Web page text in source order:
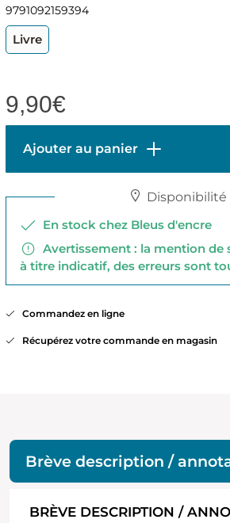
9791092159394
Livre
9,90€
Ajouter au panier
Disponibilité
En stock chez Bleus d'encre
Avertissement : la mention de
à titre indicatif, des erreurs sont
Commandez en ligne
Récupérez votre commande en magasin
Brève description /
BRÈVE DESCRIPTION /